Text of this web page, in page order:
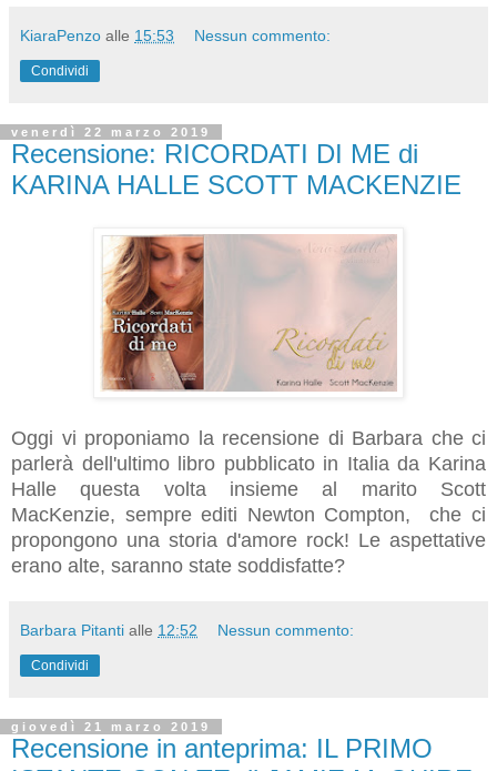
KiaraPenzo alle 15:53 Nessun commento:
Condividi
venerdì 22 marzo 2019
Recensione: RICORDATI DI ME di
KARINA HALLE SCOTT MACKENZIE
Oggi vi proponiamo la recensione di Barbara che ci
parlerà dell'ultimo libro pubblicato in Italia da Karina
Halle questa volta insieme al marito Scott
MacKenzie, sempre editi Newton Compton, che ci
propongono una storia d'amore rock! Le aspettative
erano alte, saranno state soddisfatte?
Barbara Pitanti alle 12:52 Nessun commento:
Condividi
giovedì 21 marzo 2019
Recensione in anteprima: IL PRIMO